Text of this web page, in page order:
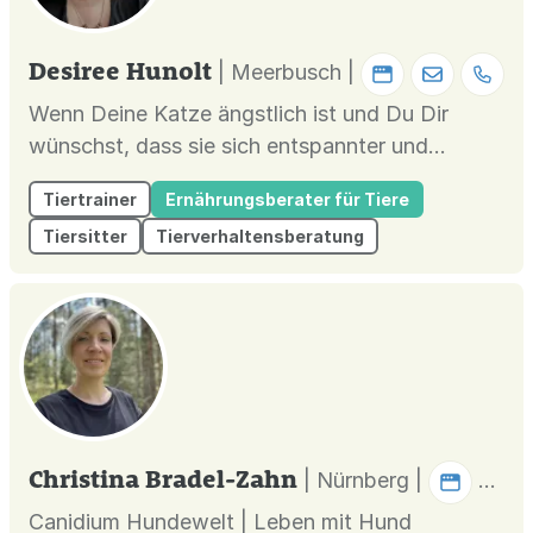
Desiree Hunolt
| Meerbusch |
Wenn Deine Katze ängstlich ist und Du Dir
wünschst, dass sie sich entspannter und
vertrauter fühlt, bist Du hier genau richtig. Bist
Du auch manchmal überfordert mit der Dynamik
und dem Katzenmobbing in Deiner
es zwischen den Samtpfoten mal kracht....
Tiertrainer
Ernährungsberater für Tiere
Tiersitter
Tierverhaltensberatung
Christina Bradel-Zahn
| Nürnberg |
Canidium Hundewelt | Leben mit Hund